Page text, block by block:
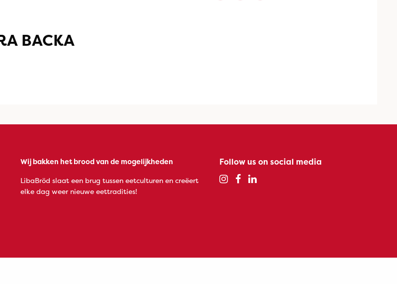
BACKA
Wij bakken het brood van de mogelijkheden
LibaBröd slaat een brug tussen eetculturen en creëert
elke dag weer nieuwe eettradities!
Follow us on social media